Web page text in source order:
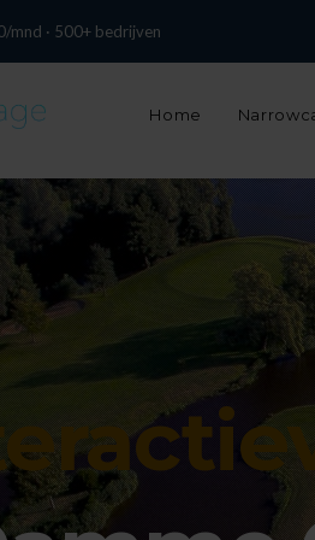
mnd · 500+ bedrijven
info@digitalpixelmarketing.nl
Home